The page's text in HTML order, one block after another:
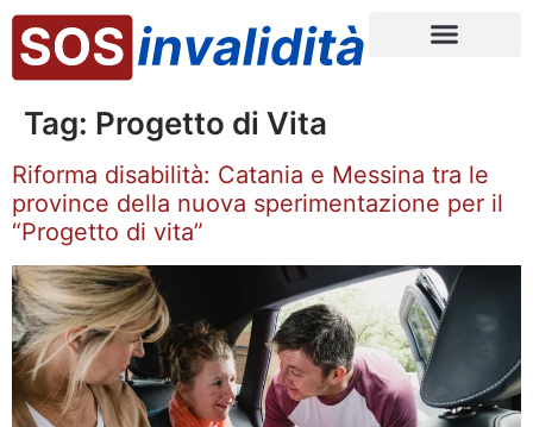
Tag: Progetto di Vita
Riforma disabilità: Catania e Messina tra le
province della nuova sperimentazione per il
“Progetto di vita”